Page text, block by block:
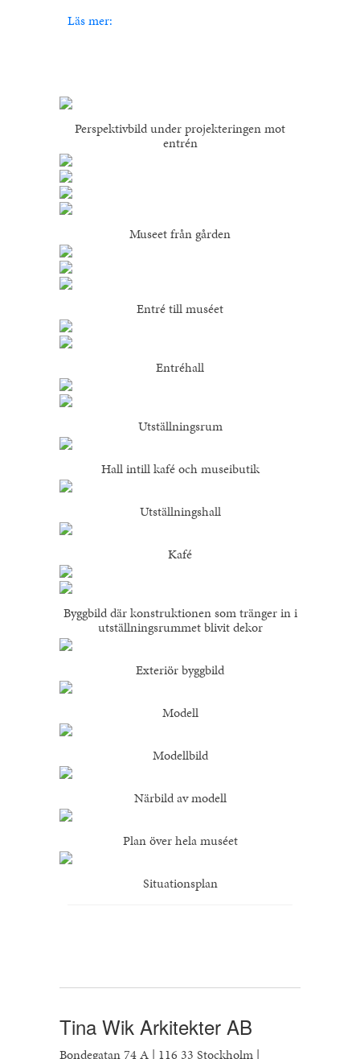
Läs mer:
Perspektivbild under projekteringen mot
entrén
Museet från gården
Entré till muséet
Entréhall
Utställningsrum
Hall intill kafé och museibutik
Utställningshall
Kafé
Byggbild där konstruktionen som tränger in i
utställningsrummet blivit dekor
Exteriör byggbild
Modell
Modellbild
Närbild av modell
Plan över hela muséet
Situationsplan
Tina Wik Arkitekter AB
Bondegatan 74 A | 116 33 Stockholm |